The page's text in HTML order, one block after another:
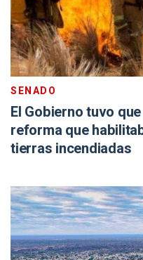
SENADO
El Gobierno tuvo
reforma que
tierras incendiadas